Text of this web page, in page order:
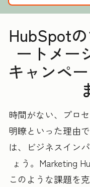
HubSpot
ートメー
キャンペ
時間がない、プロ
明瞭といった理由
は、ビジネスイン
ょう。Marketing
このような課題を